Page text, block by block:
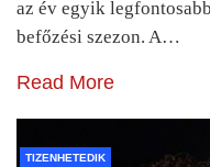
az év egyik
befőzési szezon. A…
Read More
TIZENHETEDIK